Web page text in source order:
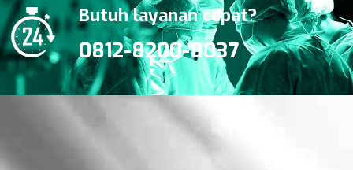
Butuh layanan cepat?
0812-8200-8037